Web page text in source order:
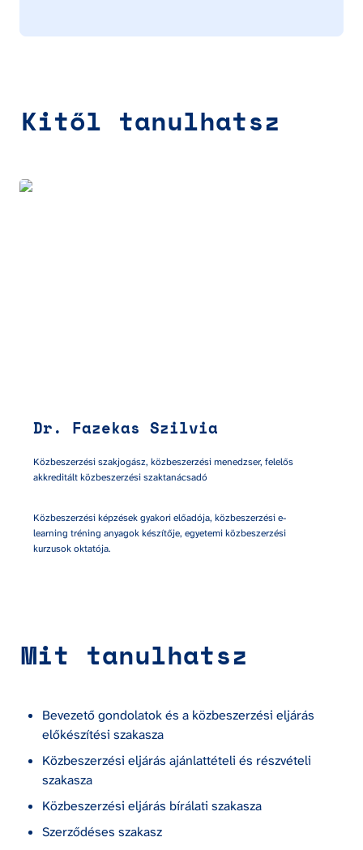
Kitől tanulhatsz
Dr. Fazekas Szilvia
Dr. Fazekas Szilvia
Közbeszerzési szakjogász, közbeszerzési menedzser, felelős
akkreditált közbeszerzési szaktanácsadó
Közbeszerzési képzések gyakori előadója, közbeszerzési e-
learning tréning anyagok készítője, egyetemi közbeszerzési
kurzusok oktatója.
Mit tanulhatsz
Bevezető gondolatok és a közbeszerzési eljárás
előkészítési szakasza
Közbeszerzési eljárás ajánlattételi és részvételi
szakasza
Közbeszerzési eljárás bírálati szakasza
Szerződéses szakasz